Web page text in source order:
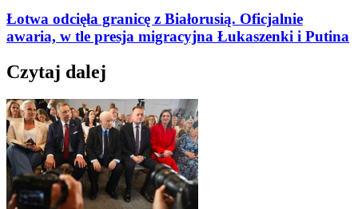
Łotwa odcięła granicę z Białorusią. Oficjalnie
awaria, w tle presja migracyjna Łukaszenki i Putina
Czytaj dalej